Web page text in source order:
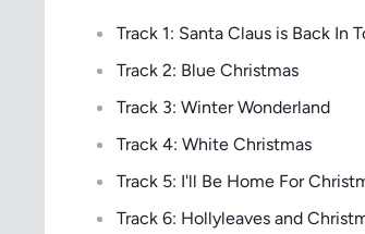
Track 1: Santa Claus is Back In
Track 2: Blue Christmas
Track 3: Winter Wonderland
Track 4: White Christmas
Track 5: I'll Be Home For
Track 6: Hollyleaves and